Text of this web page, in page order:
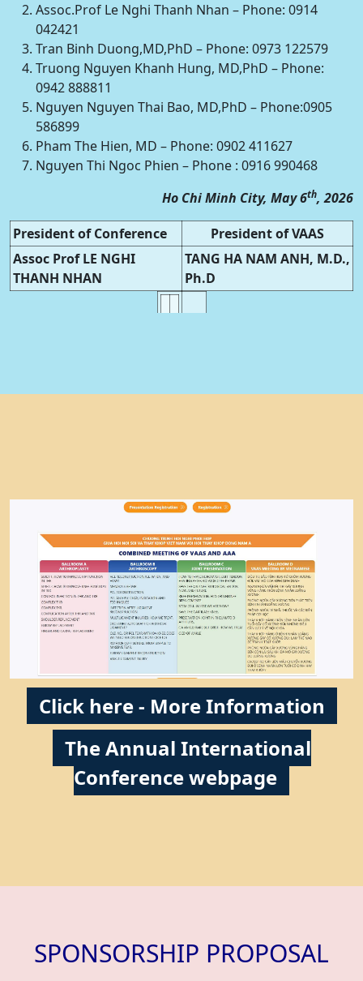
Assoc.Prof Le Nghi Thanh Nhan – Phone: 0914
042421
Tran Binh Duong,MD,PhD – Phone: 0973 122579
Truong Nguyen Khanh Hung, MD,PhD – Phone:
0942 888811
Nguyen Nguyen Thai Bao, MD,PhD – Phone:0905
586899
Pham The Hien, MD – Phone: 0902 411627
Nguyen Thi Ngoc Phien – Phone : 0916 990468
Ho Chi Minh City, May 6th, 2026
President of Conference
President of VAAS
Assoc Prof LE NGHI
THANH NHAN
TANG HA NAM ANH, M.D.,
Ph.D
Click here - More Information
The Annual International
Conference webpage
SPONSORSHIP PROPOSAL